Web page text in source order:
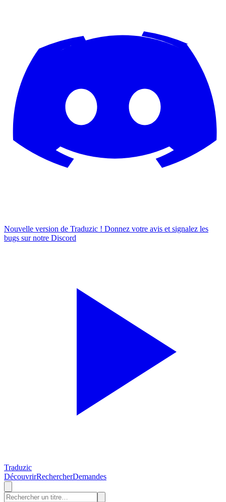
Nouvelle version de Traduzic ! Donnez votre avis et signalez les
bugs sur notre Discord
Traduzic
DécouvrirRechercherDemandes